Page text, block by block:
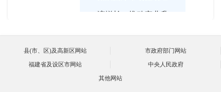
济增长，推动产业升
有重要的意义。下
县(市、区)及高新区网站
市政府部门网站
福建省及设区市网站
中央人民政府
其他网站